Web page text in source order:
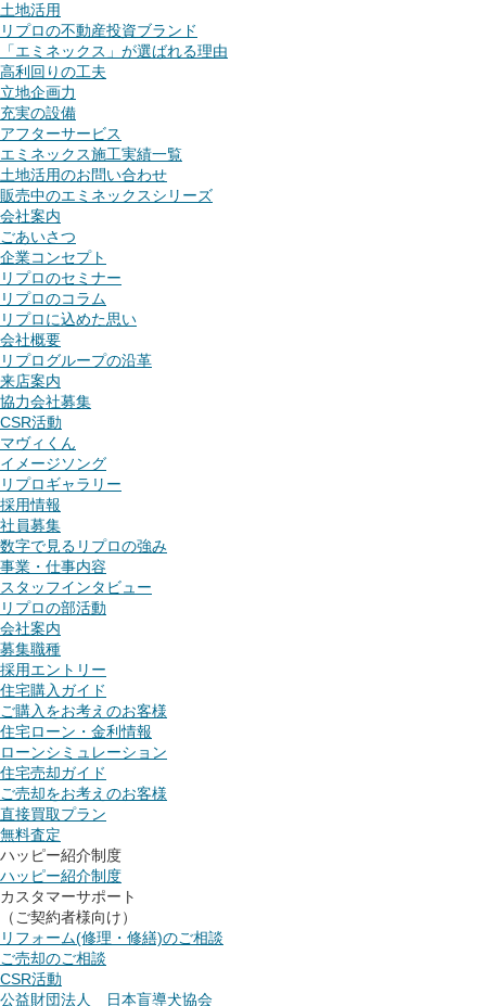
土地活用
リプロの不動産投資ブランド
「エミネックス」が選ばれる理由
高利回りの工夫
立地企画力
充実の設備
アフターサービス
エミネックス施工実績一覧
土地活用のお問い合わせ
販売中のエミネックスシリーズ
会社案内
ごあいさつ
企業コンセプト
リプロのセミナー
リプロのコラム
リプロに込めた思い
会社概要
リプログループの沿革
来店案内
協力会社募集
CSR活動
マヴィくん
イメージソング
リプロギャラリー
採用情報
社員募集
数字で見るリプロの強み
事業・仕事内容
スタッフインタビュー
リプロの部活動
会社案内
募集職種
採用エントリー
住宅購入ガイド
ご購入をお考えのお客様
住宅ローン・金利情報
ローンシミュレーション
住宅売却ガイド
ご売却をお考えのお客様
直接買取プラン
無料査定
ハッピー紹介制度
ハッピー紹介制度
カスタマーサポート
（ご契約者様向け）
リフォーム(修理・修繕)のご相談
ご売却のご相談
CSR活動
公益財団法人 日本盲導犬協会